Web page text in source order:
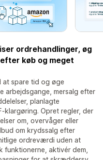
ordrehandlinger, øg
køb og meget
at spare tid og øge
arbejdsgange, mersalg efter
planlagte
klargøring. Opret regler, der
om, overvåger eller
om krydssalg efter
ordreværdi uden at
funktionerne, aktivér dem,